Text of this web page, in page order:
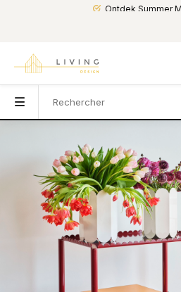
Ontdek Summer